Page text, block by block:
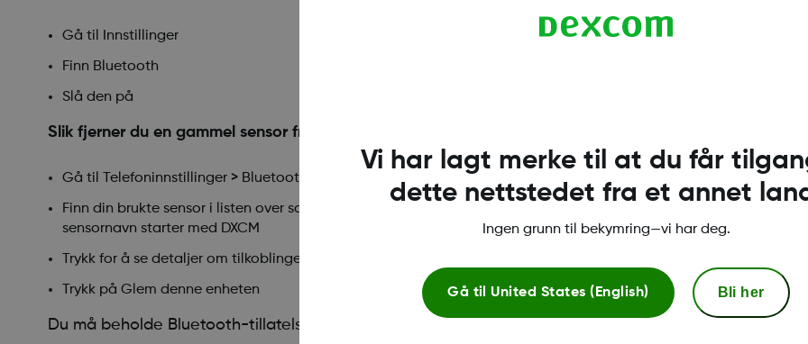
Gå til Innstillinger
Finn Bluetooth
Slå den på
Slik fjerner du en gammel sensor fra smarttelefonens Bluetooth-tilkoblinger
Gå til Telefoninnstillinger > Bluetooth
Finn din brukte sensor i listen over sammenkoblede enheter Tips: Bluetooth viser alle sensorer som Ikke tilkoblet.
sensornavn starter med DXCM
Trykk for å se detaljer om tilkoblingen
Trykk på Glem denne enheten
Du må beholde Bluetooth-tillatelsene slått på for at Dexcom G7-appen skal fungere.
Vi har lagt merke til at du får
dette nettstedet fra et annet
Ingen grunn til bekymring—vi har deg.
Gå til United States (English) Bli her